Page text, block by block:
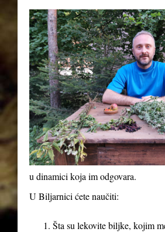
u dinamici koja im odgovara.
U Biljarnici ćete naučiti:
Šta su lekovite biljke, kojim